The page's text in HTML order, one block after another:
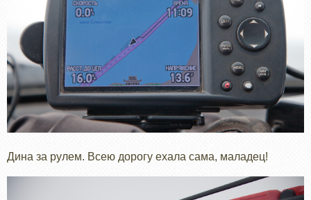
Дина за рулем. Всею дорогу ехала сама, маладец!